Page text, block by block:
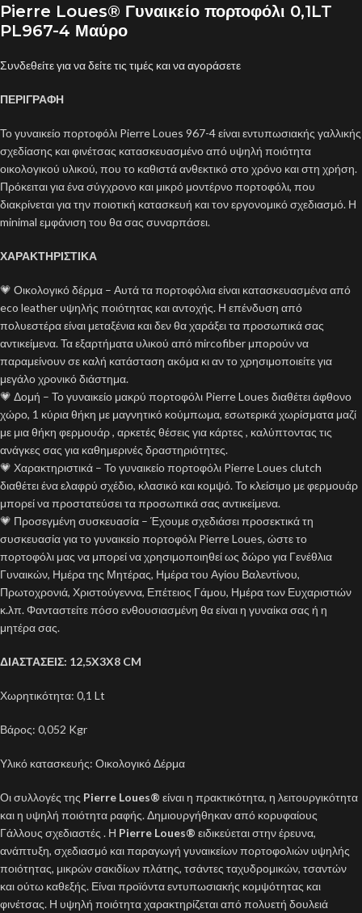
Pierre Loues® Γυναικείο πορτοφόλι 0,1LT
PL967-4 Μαύρο
Συνδεθείτε για να δείτε τις τιμές και να αγοράσετε
ΠΕΡΙΓΡΑΦΗ
Το γυναικείο πορτοφόλι Pierre Loues 967-4 είναι εντυπωσιακής γαλλικής
σχεδίασης και φινέτσας κατασκευασμένο από υψηλή ποιότητα
οικολογικού υλικού, που το καθιστά ανθεκτικό στο χρόνο και στη χρήση.
Πρόκειται για ένα σύγχρονο και μικρό μοντέρνο πορτοφόλι, που
διακρίνεται για την ποιοτική κατασκευή και τον εργονομικό σχεδιασμό. Η
minimal εμφάνιση του θα σας συναρπάσει.
ΧΑΡΑΚΤΗΡΙΣΤΙΚΑ
💗 Οικολογικό δέρμα – Αυτά τα πορτοφόλια είναι κατασκευασμένα από
eco leather υψηλής ποιότητας και αντοχής. Η επένδυση από
πολυεστέρα είναι μεταξένια και δεν θα χαράξει τα προσωπικά σας
αντικείμενα. Τα εξαρτήματα υλικού από mircofiber μπορούν να
παραμείνουν σε καλή κατάσταση ακόμα κι αν το χρησιμοποιείτε για
μεγάλο χρονικό διάστημα.
💗 Δομή – Το γυναικείο μακρύ πορτοφόλι Pierre Loues διαθέτει άφθονο
χώρο, 1 κύρια θήκη με μαγνητικό κούμπωμα, εσωτερικά χωρίσματα μαζί
με μια θήκη φερμουάρ , αρκετές θέσεις για κάρτες , καλύπτοντας τις
ανάγκες σας για καθημερινές δραστηριότητες.
💗 Χαρακτηριστικά – Το γυναικείο πορτοφόλι Pierre Loues clutch
διαθέτει ένα ελαφρύ σχέδιο, κλασικό και κομψό. Το κλείσιμο με φερμουάρ
μπορεί να προστατεύσει τα προσωπικά σας αντικείμενα.
💗 Προσεγμένη συσκευασία – Έχουμε σχεδιάσει προσεκτικά τη
συσκευασία για το γυναικείο πορτοφόλι Pierre Loues, ώστε το
πορτοφόλι μας να μπορεί να χρησιμοποιηθεί ως δώρο για Γενέθλια
Γυναικών, Ημέρα της Μητέρας, Ημέρα του Αγίου Βαλεντίνου,
Πρωτοχρονιά, Χριστούγεννα, Επέτειος Γάμου, Ημέρα των Ευχαριστιών
κ.λπ. Φανταστείτε πόσο ενθουσιασμένη θα είναι η γυναίκα σας ή η
μητέρα σας.
ΔΙΑΣΤΑΣΕΙΣ: 12,5X3X8 CM
Χωρητικότητα: 0,1 Lt
Βάρος: 0,052 Kgr
Υλικό κατασκευής: Οικολογικό Δέρμα
Οι συλλογές της Pierre Loues® είναι η πρακτικότητα, η λειτουργικότητα
και η υψηλή ποιότητα ραφής. Δημιουργήθηκαν από κορυφαίους
Γάλλους σχεδιαστές . Η Pierre Loues® ειδικεύεται στην έρευνα,
ανάπτυξη, σχεδιασμό και παραγωγή γυναικείων πορτοφολιών υψηλής
ποιότητας, μικρών σακιδίων πλάτης, τσάντες ταχυδρομικών, τσαντών
και ούτω καθεξής. Είναι προϊόντα εντυπωσιακής κομψότητας και
φινέτσας. Η υψηλή ποιότητα χαρακτηρίζεται από πολυετή δουλειά